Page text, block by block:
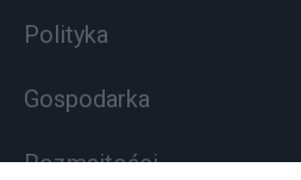
Polityka
Gospodarka
Rozmaitości